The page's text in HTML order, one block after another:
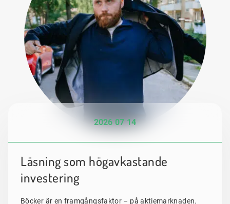
2026 07 14
Läsning som högavkastande
investering
Böcker är en framgångsfaktor – på aktiemarknaden.